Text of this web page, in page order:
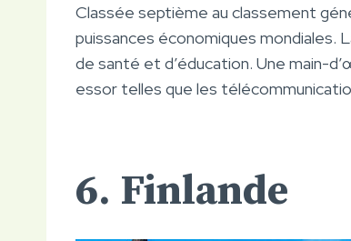
Classée septième au classement
puissances économiques
de santé et d’éducation. Une main-
essor telles que les
6. Finlande